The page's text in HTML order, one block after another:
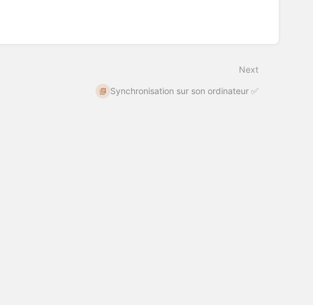
Next
Synchronisation sur son ordinateur ✅